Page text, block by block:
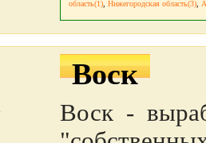
область(1) Нижегородская область(3)
Воск
Воск -